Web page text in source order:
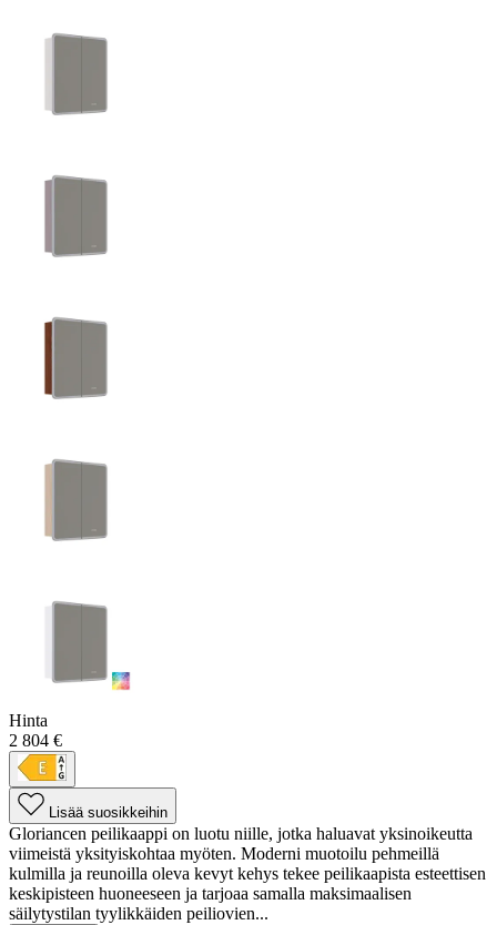
Hinta
2 804 €
Lisää suosikkeihin
Gloriancen peilikaappi on luotu niille, jotka haluavat yksinoikeutta
viimeistä yksityiskohtaa myöten. Moderni muotoilu pehmeillä
kulmilla ja reunoilla oleva kevyt kehys tekee peilikaapista esteettisen
keskipisteen huoneeseen ja tarjoaa samalla maksimaalisen
säilytystilan tyylikkäiden peiliovien...